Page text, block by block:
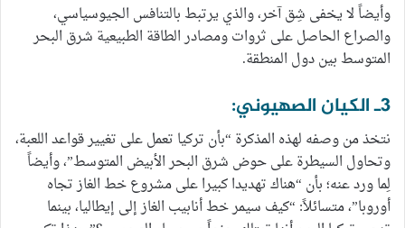
وأيضاً لا يخفى شِق آخر، والذي يرتبط بالتنافس الجيوسياسي،
والصراع الحاصل على ثروات ومصادر الطاقة الطبيعية شرق البحر
المتوسط بين دول المنطقة.
3ـ الكيان الصهيوني:
نتخذ من وصفه لهذه المذكرة “بأن تركيا تعمل على تغيير قواعد اللعبة،
وتحاول السيطرة على حوض شرق البحر الأبيض المتوسط”، وأيضاً
لِما ورد عنه؛ بأن “هناك تهديدا كبيرا على مشروع خط الغاز تجاه
أوروبا”، متسائلاً: “كيف سيمر خط أنابيب الغاز إلى إيطاليا، بينما